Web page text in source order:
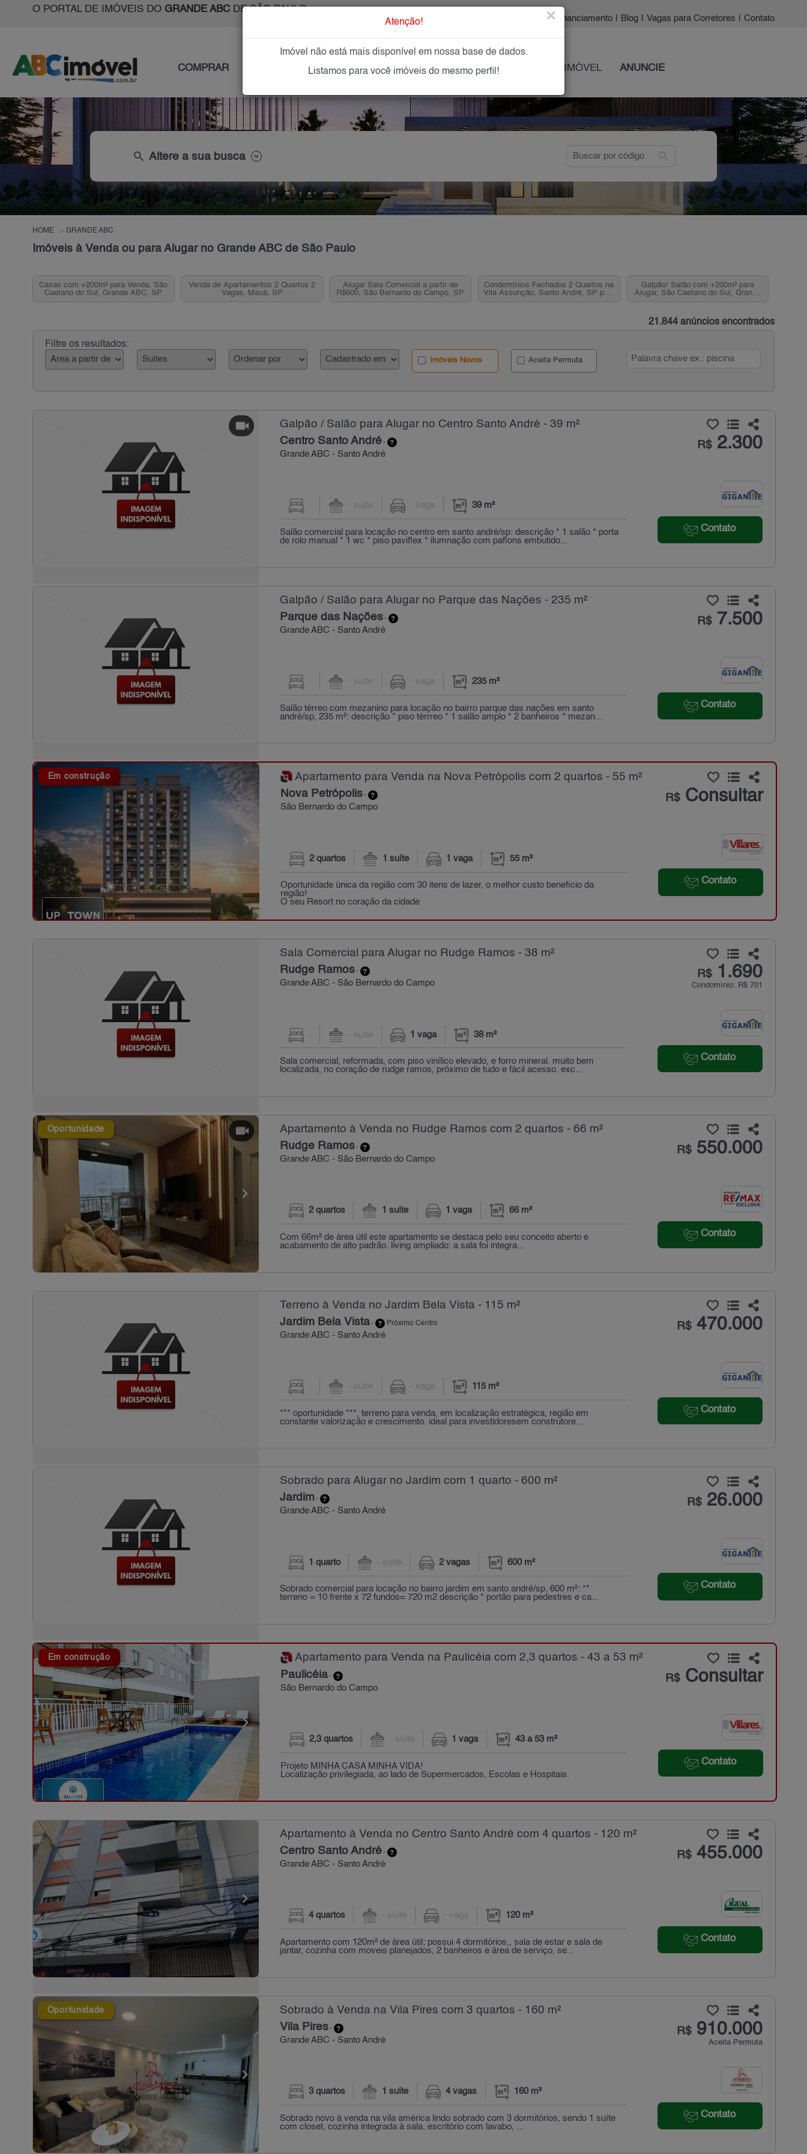
O PORTAL DE IMÓVEIS DO GRANDE ABCDE SÃO PAULO
| Financiamento Blog Vagas para Corretores Contato
COMPRAR IMÓVEIS NOVOS IMOBILIÁRIAS OFEREÇA SEU IMÓVEL ANUNCIE
search Altere a sua busca search
HOME GRANDE ABC
Imóveis à Venda ou para Alugar no Grande ABC de São Paulo
Casas com +200m² para Venda, São
Caetano do Sul, Grande ABC, SP
Venda de Apartamentos 2 Quartos 2
Vagas, Mauá, SP
Alugar Sala Comercial a partir de
R$600, São Bernardo do Campo, SP
Condomínios Fechados 2 Quartos na
Vila Assunção, Santo André, SP para
Galpão/ Salão com +200m² para
Alugar, São Caetano do Sul, Grande
21.844 anúncios encontrados
Filtre os resultados:
Imóveis Novos Aceita Permuta
Galpão / Salão para Alugar no Centro Santo André - 39 m²
Centro Santo André-
Grande ABC - Santo André
R$2.300
Contato
- - suíte - vaga 39 m²
Salão comercial para locação no centro em santo andré/sp: descrição * 1 salão * porta
de rolo manual * 1 wc * piso paviflex * ilumnação com paflons embutido...
Galpão / Salão para Alugar no Parque das Nações - 235 m²
Parque das Nações-
Grande ABC - Santo André
R$7.500
Contato
- - suíte - vaga 235 m²
Salão térreo com mezanino para locação no bairro parque das nações em santo
andré/sp, 235 m²: descrição * piso térrreo * 1 salão amplo * 2 banheiros * mezan...
Em construção Apartamento para Venda na Nova Petrópolis com 2 quartos - 55 m²
Nova Petrópolis-
São Bernardo do Campo
R$Consultar
Contato
2 quartos 1 suíte 1 vaga 55 m²
Oportunidade única da região com 30 itens de lazer, o melhor custo beneficio da
região!
O seu Resort no coração da cidade
Sala Comercial para Alugar no Rudge Ramos - 38 m²
Rudge Ramos-
Grande ABC - São Bernardo do Campo
R$1.690
Condomínio: R$ 701
Contato
- - suíte 1 vaga 38 m²
Sala comercial, reformada, com piso vinílico elevado, e forro mineral. muito bem
localizada, no coração de rudge ramos, próximo de tudo e fácil acesso. exc...
Oportunidade Apartamento à Venda no Rudge Ramos com 2 quartos - 66 m²
Rudge Ramos-
Grande ABC - São Bernardo do Campo
R$550.000
Contato
2 quartos 1 suíte 1 vaga 66 m²
Com 66m² de área útil este apartamento se destaca pelo seu conceito aberto e
acabamento de alto padrão. living ampliado: a sala foi integra...
Terreno à Venda no Jardim Bela Vista - 115 m²
Jardim Bela Vista- Próximo Centro
Grande ABC - Santo André
R$470.000
Contato
- - suíte - vaga 115 m²
*** oportunidade ***, terreno para venda, em localização estratégica, região em
constante valorização e crescimento. ideal para investidoresem construtore...
Sobrado para Alugar no Jardim com 1 quarto - 600 m²
Jardim-
Grande ABC - Santo André
R$26.000
Contato
1 quarto - suíte 2 vagas 600 m²
Sobrado comercial para locação no bairro jardim em santo andré/sp, 600 m²: **
terreno = 10 frente x 72 fundos= 720 m2 descrição * portão para pedestres e ca...
Em construção Apartamento para Venda na Paulicéia com 2,3 quartos - 43 a 53 m²
Paulicéia-
São Bernardo do Campo
R$Consultar
Contato
2,3 quartos - suíte 1 vaga 43 a 53 m²
Projeto MINHA CASA MINHA VIDA!
Localização privilegiada, ao lado de Supermercados, Escolas e Hospitais.
Apartamento à Venda no Centro Santo André com 4 quartos - 120 m²
Centro Santo André-
Grande ABC - Santo André
R$455.000
Contato
4 quartos - suíte - vaga 120 m²
Apartamento com 120m² de área útil; possui 4 dormitórios,, sala de estar e sala de
jantar, cozinha com moveis planejados, 2 banheiros e área de serviço, se...
Oportunidade Sobrado à Venda na Vila Pires com 3 quartos - 160 m²
Vila Pires-
Grande ABC - Santo André
R$910.000
Aceita Permuta
Contato
3 quartos 1 suíte 4 vagas 160 m²
Sobrado novo à venda na vila américa lindo sobrado com 3 dormitórios, sendo 1 suíte
com closet, cozinha integrada à sala, escritório com lavabo, ...
Atenção! ×
Imóvel não está mais disponível em nossa base de dados.
Listamos para você imóveis do mesmo perfil!